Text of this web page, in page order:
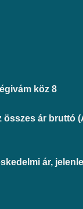
köz 8
összes ár bruttó
ár,